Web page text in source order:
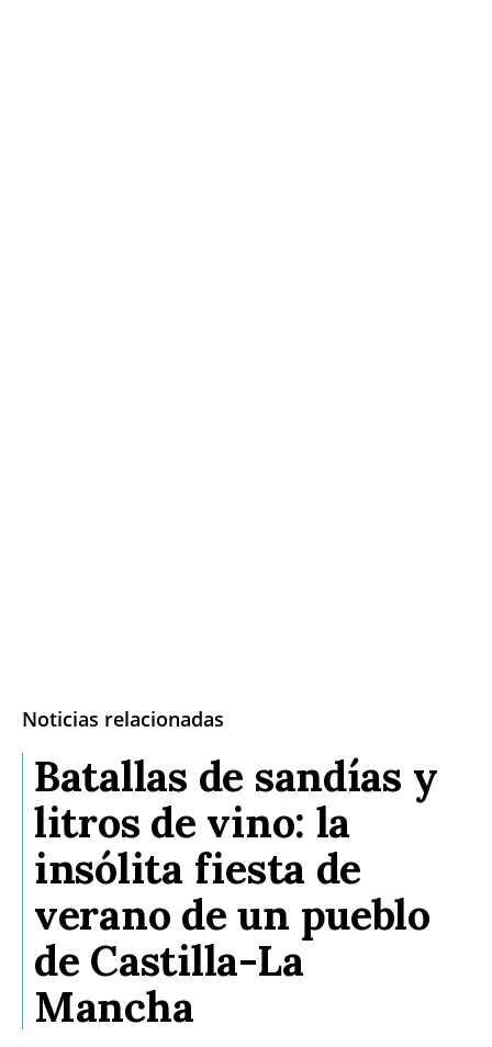
Noticias relacionadas
Batallas de sandías y
litros de vino: la
insólita fiesta de
verano de un pueblo
de Castilla-La
Mancha